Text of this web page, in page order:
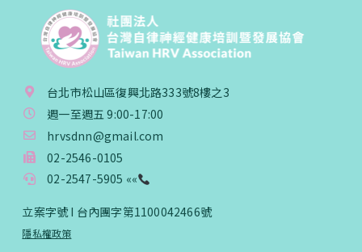
台北市松山區復興北路333號8樓之3
週一至週五 9:00-17:00
hrvsdnn@gmail.com
02-2546-0105
02-2547-5905 ««
立案字號 I 台內團字第1100042466號
隱私權政策